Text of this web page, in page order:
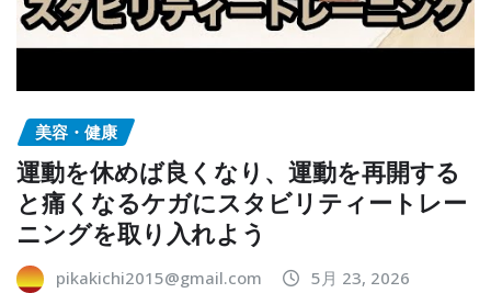
美容・健康
運動を休めば良くなり、運動を再開する
と痛くなるケガにスタビリティートレー
ニングを取り入れよう
pikakichi2015@gmail.com 5月 23, 2026